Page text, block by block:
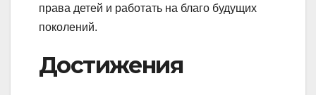
права детей и работать на благо будущих
поколений.
Достижения